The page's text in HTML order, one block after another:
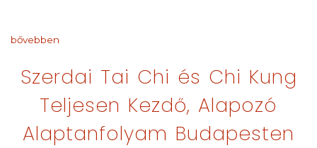
bővebben
Szerdai Tai Chi és Chi Kung
Teljesen Kezdő, Alapozó
Alaptanfolyam Budapesten